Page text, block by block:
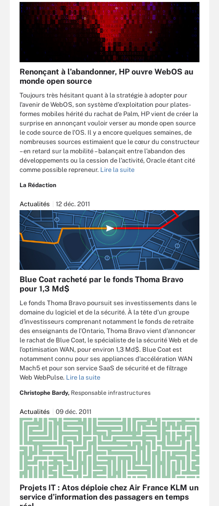
Renonçant à l’abandonner, HP ouvre WebOS au
monde open source
Toujours très hésitant quant à la stratégie à adopter pour
l'avenir de WebOS, son système d’exploitation pour plates-
formes mobiles hérité du rachat de Palm, HP vient de créer la
surprise en annonçant vouloir verser au monde open source
le code source de l'OS. Il y a encore quelques semaines, de
nombreuses sources estimaient que le cœur du constructeur
– en retard sur la mobilité – balançait entre l’abandon des
développements ou la cession de l’activité, Oracle étant cité
comme possible repreneur. Lire la suite
La Rédaction
Actualités 12 déc. 2011
Blue Coat racheté par le fonds Thoma Bravo
pour 1,3 Md$
Le fonds Thoma Bravo poursuit ses investissements dans le
domaine du logiciel et de la sécurité. À la tête d'un groupe
d'investisseurs comprenant notamment le fonds de retraite
des enseignants de l'Ontario, Thoma Bravo vient d'annoncer
le rachat de Blue Coat, le spécialiste de la sécurité Web et de
l'optimisation WAN, pour environ 1,3 Md$. Blue Coat est
notamment connu pour ses appliances d'accélération WAN
Mach5 et pour son service SaaS de sécurité et de filtrage
Web WebPulse. Lire la suite
Christophe Bardy, Responsable infrastructures
Actualités 09 déc. 2011
Projets IT : Atos déploie chez Air France KLM un
service d’information des passagers en temps